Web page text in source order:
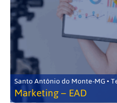
Santo Antônio do Monte-MG •
Marketing – EAD